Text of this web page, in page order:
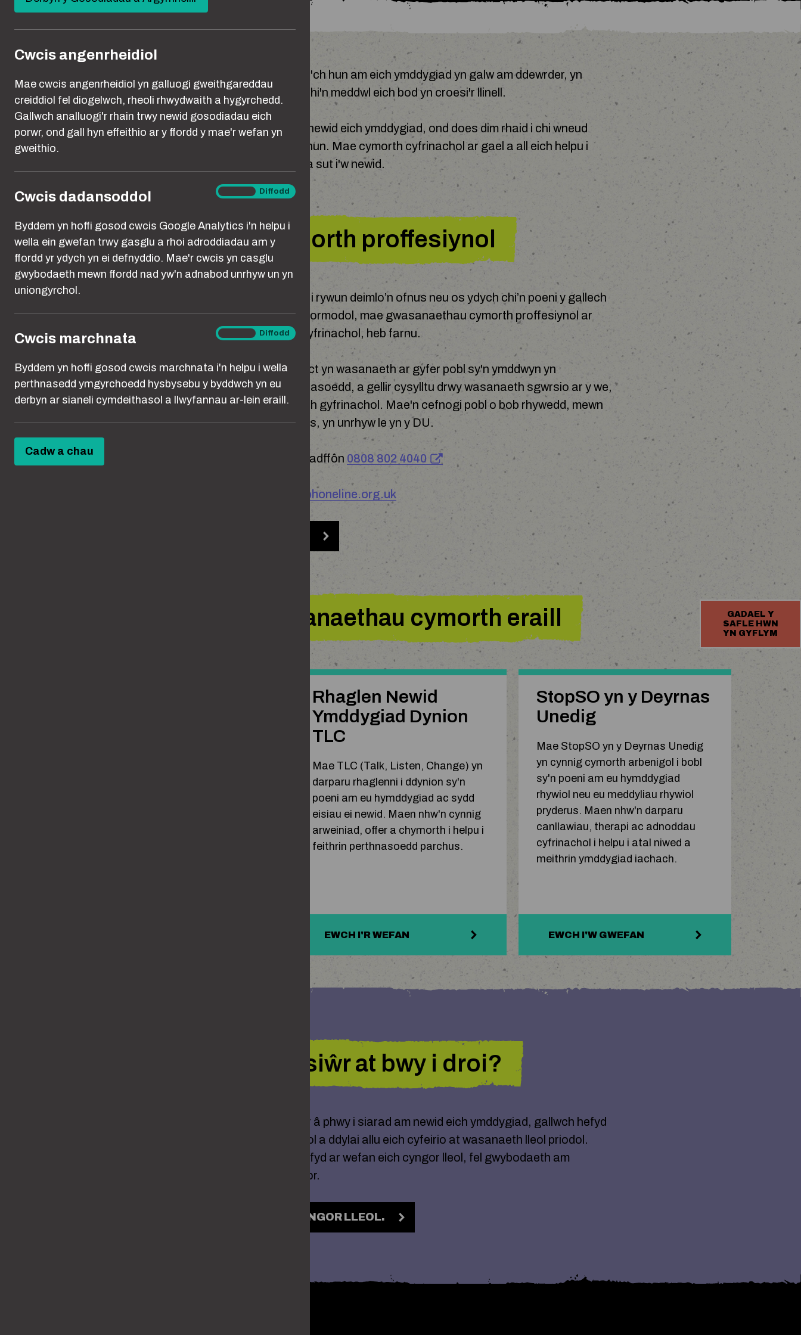
GADAEL Y
SAFLE HWN
YN GYFLYM
You are here:
Mae bod yn onest â chi'ch hun am eich ymddygiad yn galw am ddewrder, yn
enwedig pan fyddwch chi'n meddwl eich bod yn croesi'r llinell.
Eich cyfrifoldeb chi yw newid eich ymddygiad, ond does dim rhaid i chi wneud
hynny ar eich pen eich hun. Mae cymorth cyfrinachol ar gael a all eich helpu i
ddeall eich ymddygiad a sut i'w newid.
Cael cymorth proffesiynol
Os ydych chi’n gwneud i rywun deimlo’n ofnus neu os ydych chi’n poeni y gallech
fod yn rheoli rhywun yn ormodol, mae gwasanaethau cymorth proffesiynol ar
gael i’ch helpu chi, yn gyfrinachol, heb farnu.
Mae Llinell Ffôn Respect yn wasanaeth ar gyfer pobl sy'n ymddwyn yn
gamdriniol yn eu perthnasoedd, a gellir cysylltu drwy wasanaeth sgwrsio ar y we,
e-bost neu linell gymorth gyfrinachol. Mae'n cefnogi pobl o bob rhywedd, mewn
unrhyw fath o berthynas, yn unrhyw le yn y DU.
Llinell ffôn Respect: Rhadffôn 0808 802 4040
info@respectphoneline.org.uk
Gwasanaethau cymorth eraill
Rhaglen Newid
Ymddygiad Dynion
TLC
Mae TLC (Talk, Listen, Change) yn
darparu rhaglenni i ddynion sy'n
poeni am eu hymddygiad ac sydd
eisiau ei newid. Maen nhw'n cynnig
arweiniad, offer a chymorth i helpu i
feithrin perthnasoedd parchus.
EWCH I'R WEFAN
StopSO yn y Deyrnas
Unedig
Mae StopSO yn y Deyrnas Unedig
yn cynnig cymorth arbenigol i bobl
sy'n poeni am eu hymddygiad
rhywiol neu eu meddyliau rhywiol
pryderus. Maen nhw'n darparu
canllawiau, therapi ac adnoddau
cyfrinachol i helpu i atal niwed a
meithrin ymddygiad iachach.
EWCH I'W GWEFAN
Ddim yn siŵr at bwy i droi?
Os nad ydych chi’n siŵr â phwy i siarad am newid eich ymddygiad, gallwch hefyd
gysylltu â’ch cyngor lleol a ddylai allu eich cyfeirio at wasanaeth lleol priodol.
Bydd rhai adnoddau hefyd ar wefan eich cyngor lleol, fel gwybodaeth am
wasanaethau a chyngor.
DOD O HYD I’CH CYNGOR LLEOL.
new
window)
Cwcis angenrheidiol
Mae cwcis angenrheidiol yn galluogi gweithgareddau
creiddiol fel diogelwch, rheoli rhwydwaith a hygyrchedd.
Gallwch analluogi'r rhain trwy newid gosodiadau eich
porwr, ond gall hyn effeithio ar y ffordd y mae'r wefan yn
gweithio.
Cwcis dadansoddol
Byddem yn hoffi gosod cwcis Google Analytics i'n helpu i
wella ein gwefan trwy gasglu a rhoi adroddiadau am y
ffordd yr ydych yn ei defnyddio. Mae'r cwcis yn casglu
gwybodaeth mewn ffordd nad yw'n adnabod unrhyw un yn
uniongyrchol.
Cwcis
Diffodd
Cwcis marchnata
Byddem yn hoffi gosod cwcis marchnata i'n helpu i wella
perthnasedd ymgyrchoedd hysbysebu y byddwch yn eu
derbyn ar sianeli cymdeithasol a llwyfannau ar-lein eraill.
Cwcis
Diffodd
Cadw a chau